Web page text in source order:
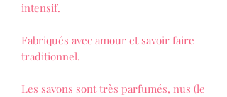
intensif.
Fabriqués avec amour et savoir faire
traditionnel.
Les savons sont très parfumés, nus (le